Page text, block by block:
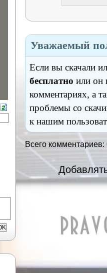
Уважаемый
Если вы скачали
бесплатно или он
комментариях, а
проблемы со
к нашим
Всего комментариев: